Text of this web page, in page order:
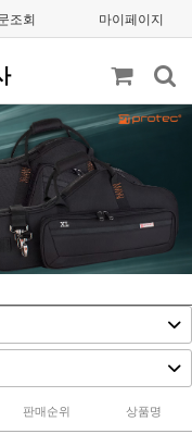
조회 마이페이지
판매순위 상품명